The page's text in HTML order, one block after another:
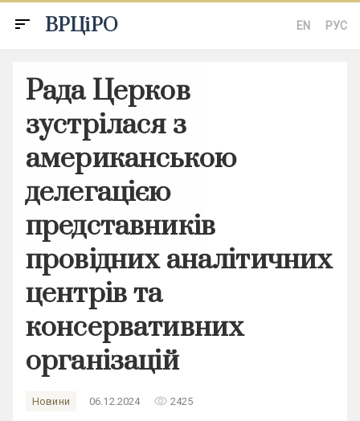
sort ВРЦіРО EN РУС
Рада Церков
зустрілася з
американською
делегацією
представників
провідних аналітичних
центрів та
консервативних
організацій
Новини 06.12.2024 remove_red_eye 2425